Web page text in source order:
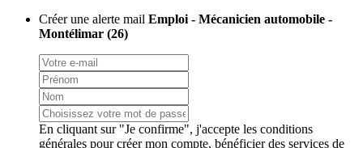
Créer une alerte mail Emploi - Mécanicien automobile -
Montélimar (26)
En cliquant sur "Je confirme", j'accepte les conditions
générales pour créer mon compte, bénéficier des services de